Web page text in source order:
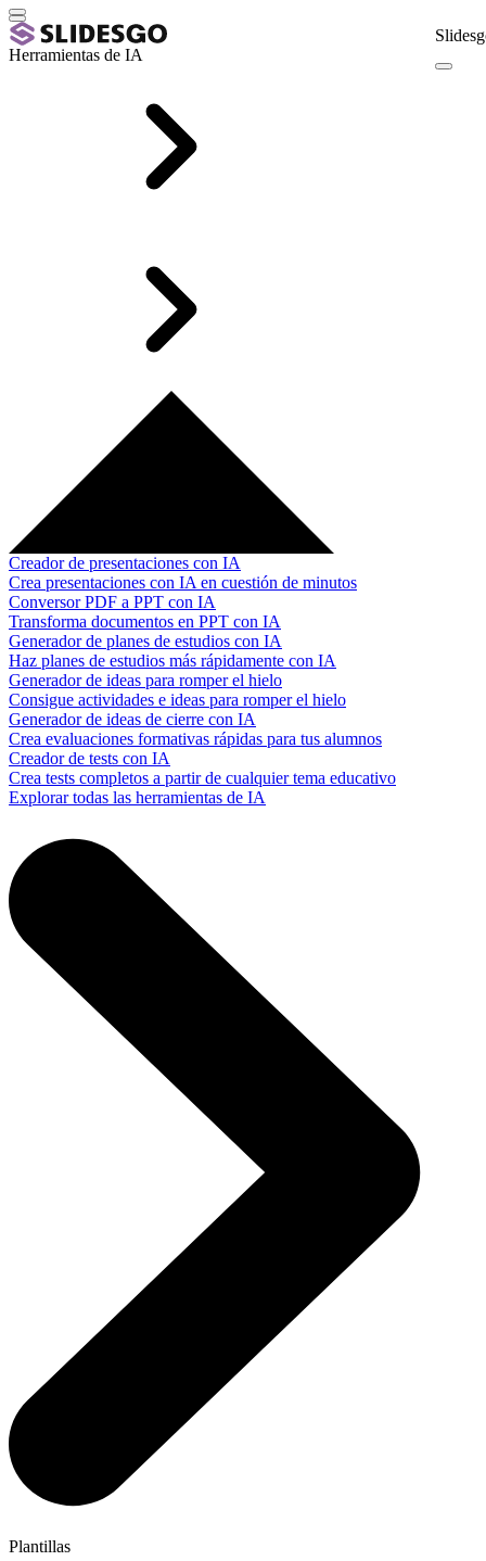
Herramientas de IA
Creador de presentaciones con IA
Crea presentaciones con IA en cuestión de minutos
Conversor PDF a PPT con IA
Transforma documentos en PPT con IA
Generador de planes de estudios con IA
Haz planes de estudios más rápidamente con IA
Generador de ideas para romper el hielo
Consigue actividades e ideas para romper el hielo
Generador de ideas de cierre con IA
Crea evaluaciones formativas rápidas para tus alumnos
Creador de tests con IA
Crea tests completos a partir de cualquier tema educativo
Explorar todas las herramientas de IA
Plantillas